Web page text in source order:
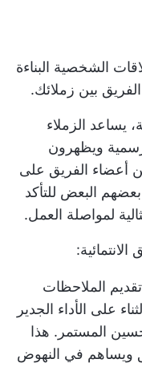
الشخصية البناءة
بين زملائك.
يساعد الزملاء
ويظهرون
أعضاء الفريق على
البعض للتأكد
لمواصلة العمل.
الملاحظات
على الأداء الجدير
المستمر. هذا
ويساهم في النهوض